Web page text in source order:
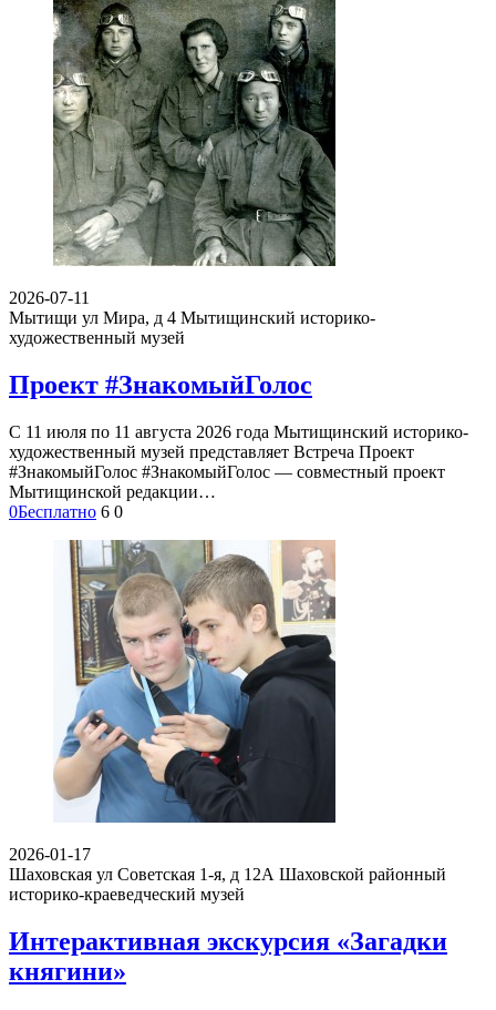
2026-07-11
Мытищи ул Мира, д 4 Мытищинский историко-
художественный музей
Проект #ЗнакомыйГолос
С 11 июля по 11 августа 2026 года Мытищинский историко-
художественный музей представляет Встреча Проект
#ЗнакомыйГолос #ЗнакомыйГолос — совместный проект
Мытищинской редакции…
0Бесплатно 6 0
2026-01-17
Шаховская ул Советская 1-я, д 12А Шаховской районный
историко-краеведческий музей
Интерактивная экскурсия «Загадки
княгини»